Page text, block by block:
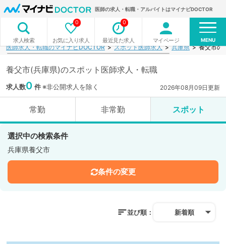
医師の求人・転職・アルバイトはマイナビDOCTOR
求人検索 お気に入り求人
0
最近見た求人
0
マイページ MENU
医師求人・転職のマイナビDOCTOR スポット医師求人 兵庫県 養父市の
養父市(兵庫県)のスポット医師求人・転職
求人数0 件※非公開求人を除く 2026年08月09日更新
常勤 非常勤 スポット
選択中の検索条件
兵庫県養父市
条件の変更
並び順： 新着順